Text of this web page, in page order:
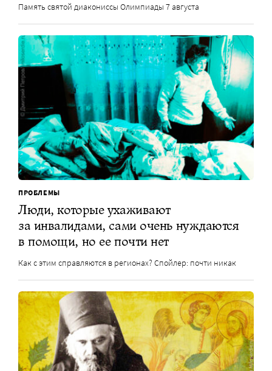
Память святой диакониссы Олимпиады 7 августа
ПРОБЛЕМЫ
Люди, которые ухаживают
за инвалидами, сами очень нуждаются
в помощи, но ее почти нет
Как с этим справляются в регионах? Спойлер: почти никак